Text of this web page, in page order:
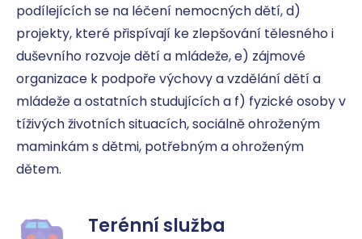
podílejících se na léčení nemocných dětí, d)
projekty, které přispívají ke zlepšování tělesného i
duševního rozvoje dětí a mládeže, e) zájmové
organizace k podpoře výchovy a vzdělání dětí a
mládeže a ostatních studujících a f) fyzické osoby v
tíživých životních situacích, sociálně ohroženým
maminkám s dětmi, potřebným a ohroženým
dětem.
Terénní služba